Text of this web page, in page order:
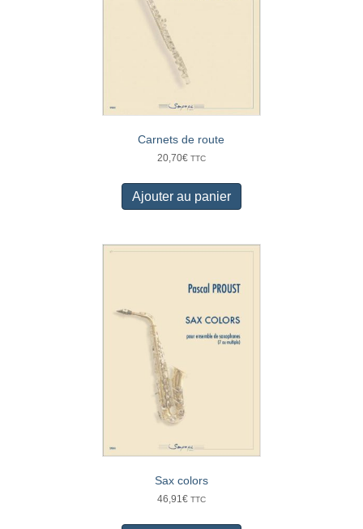
Carnets de route
20,70€ TTC
Ajouter au panier
Sax colors
46,91 € TTC